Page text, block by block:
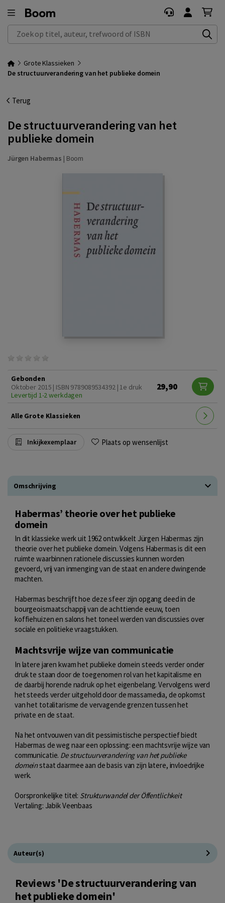
Zoek op titel, auteur, trefwoord of ISBN
Grote Klassieken
De structuurverandering van het publieke domein
Terug
De structuurverandering van het
publieke domein
Jürgen Habermas | Boom
Gebonden
Oktober 2015 | ISBN 9789089534392 | 1e druk
Levertijd 1-2 werkdagen
29,90
Alle Grote Klassieken
Inkijkexemplaar Plaats op wensenlijst
Omschrijving
Habermas’ theorie over het publieke
domein
In dit klassieke werk uit 1962 ontwikkelt Jürgen Habermas zijn
theorie over het publieke domein. Volgens Habermas is dit een
ruimte waarbinnen rationele discussies kunnen worden
gevoerd, vrij van inmenging van de staat en andere dwingende
machten.
Habermas beschrijft hoe deze sfeer zijn opgang deed in de
bourgeoismaatschappij van de achttiende eeuw, toen
koffiehuizen en salons het toneel werden van discussies over
sociale en politieke vraagstukken.
Machtsvrije wijze van communicatie
In latere jaren kwam het publieke domein steeds verder onder
druk te staan door de toegenomen rol van het kapitalisme en
de daarbij horende nadruk op het eigenbelang. Vervolgens werd
het steeds verder uitgehold door de massamedia, de opkomst
van het totalitarisme de vervagende grenzen tussen het
private en de staat.
Na het ontvouwen van dit pessimistische perspectief biedt
Habermas de weg naar een oplossing: een machtsvrije wijze van
communicatie. De structuurverandering van het publieke
domeinstaat daarmee aan de basis van zijn latere, invloedrijke
werk.
Oorspronkelijke titel: Strukturwandel der Öffentlichkeit
Vertaling: Jabik Veenbaas
Auteur(s)
Reviews 'De structuurverandering van
het publieke domein'